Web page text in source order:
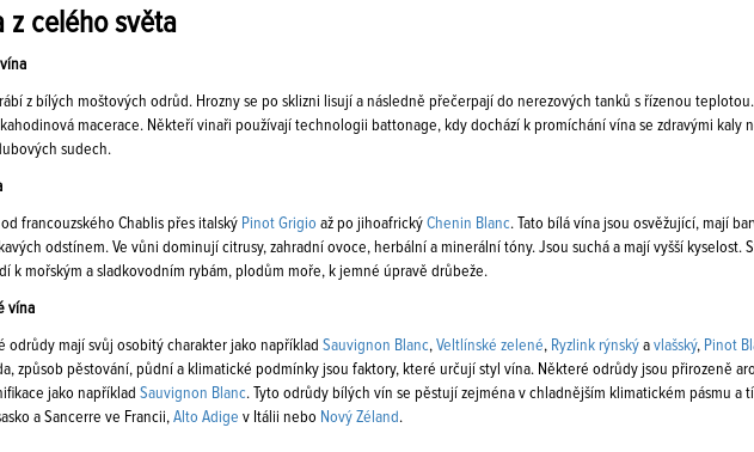
z celého světa
z bílých moštových odrůd. Hrozny se po sklizni lisují a následně přečerpají do nerezových tanků s řízenou
macerace. Někteří vinaři používají technologii battonage, kdy dochází k promíchání vína se zdravými kaly
sudech.
francouzského Chablis přes italský Pinot Grigio až po jihoafrický Chenin Blanc. Tato bílá vína jsou osvěžující, mají
odstínem. Ve vůni dominují citrusy, zahradní ovoce, herbální a minerální tóny. Jsou suchá a mají vyšší
k mořským a sladkovodním rybám, plodům moře, k jemné úpravě drůbeže.
vína
odrůdy mají svůj osobitý charakter jako například Sauvignon Blanc, Veltlínské zelené, Ryzlink rýnský a vlašský, Pinot
způsob pěstování, půdní a klimatické podmínky jsou faktory, které určují styl vína. Některé odrůdy jsou přirozeně
jako například Sauvignon Blanc. Tyto odrůdy bílých vín se pěstují zejména v chladnějším klimatickém pásmu a
a Sancerre ve Francii, Alto Adige v Itálii nebo Nový Zéland .